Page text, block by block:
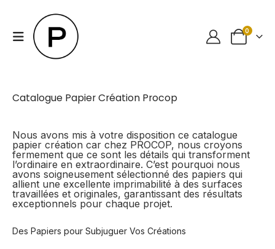
0
Catalogue Papier Création Procop
Nous avons mis à votre disposition ce catalogue
papier création car chez PROCOP, nous croyons
fermement que ce sont les détails qui transforment
l’ordinaire en extraordinaire. C’est pourquoi nous
avons soigneusement sélectionné des papiers qui
allient une excellente imprimabilité à des surfaces
travaillées et originales, garantissant des résultats
exceptionnels pour chaque projet.
Des Papiers pour Subjuguer Vos Créations